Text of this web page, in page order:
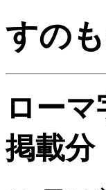
すの
ロー
掲載分